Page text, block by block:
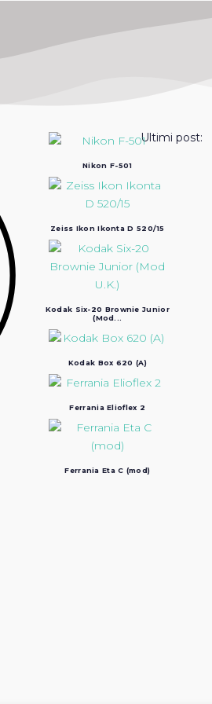
Ultimi post:
Nikon F-501
Zeiss Ikon Ikonta D 520/15
Kodak Six-20 Brownie Junior
(Mod...
Kodak Box 620 (A)
Ferrania Elioflex 2
Ferrania Eta C (mod)